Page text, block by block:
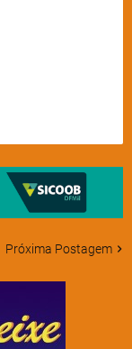
Próxima Postagem